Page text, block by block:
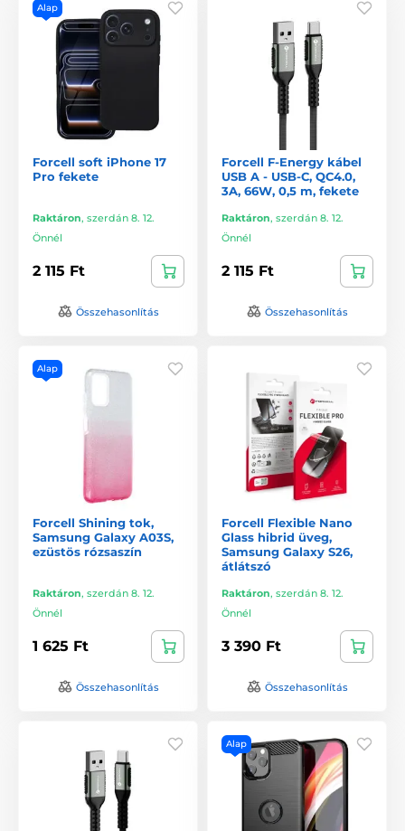
Alap
Forcell soft iPhone 17
Pro fekete
Raktáron, szerdán 8. 12.
Önnél
2 115 Ft
Összehasonlítás
Forcell F-Energy kábel
USB A - USB-C, QC4.0,
3A, 66W, 0,5 m, fekete
Raktáron, szerdán 8. 12.
Önnél
2 115 Ft
Összehasonlítás
Alap
Forcell Shining tok,
Samsung Galaxy A03S,
ezüstös rózsaszín
Raktáron, szerdán 8. 12.
Önnél
1 625 Ft
Összehasonlítás
Forcell Flexible Nano
Glass hibrid üveg,
Samsung Galaxy S26,
átlátszó
Raktáron, szerdán 8. 12.
Önnél
3 390 Ft
Összehasonlítás
Alap